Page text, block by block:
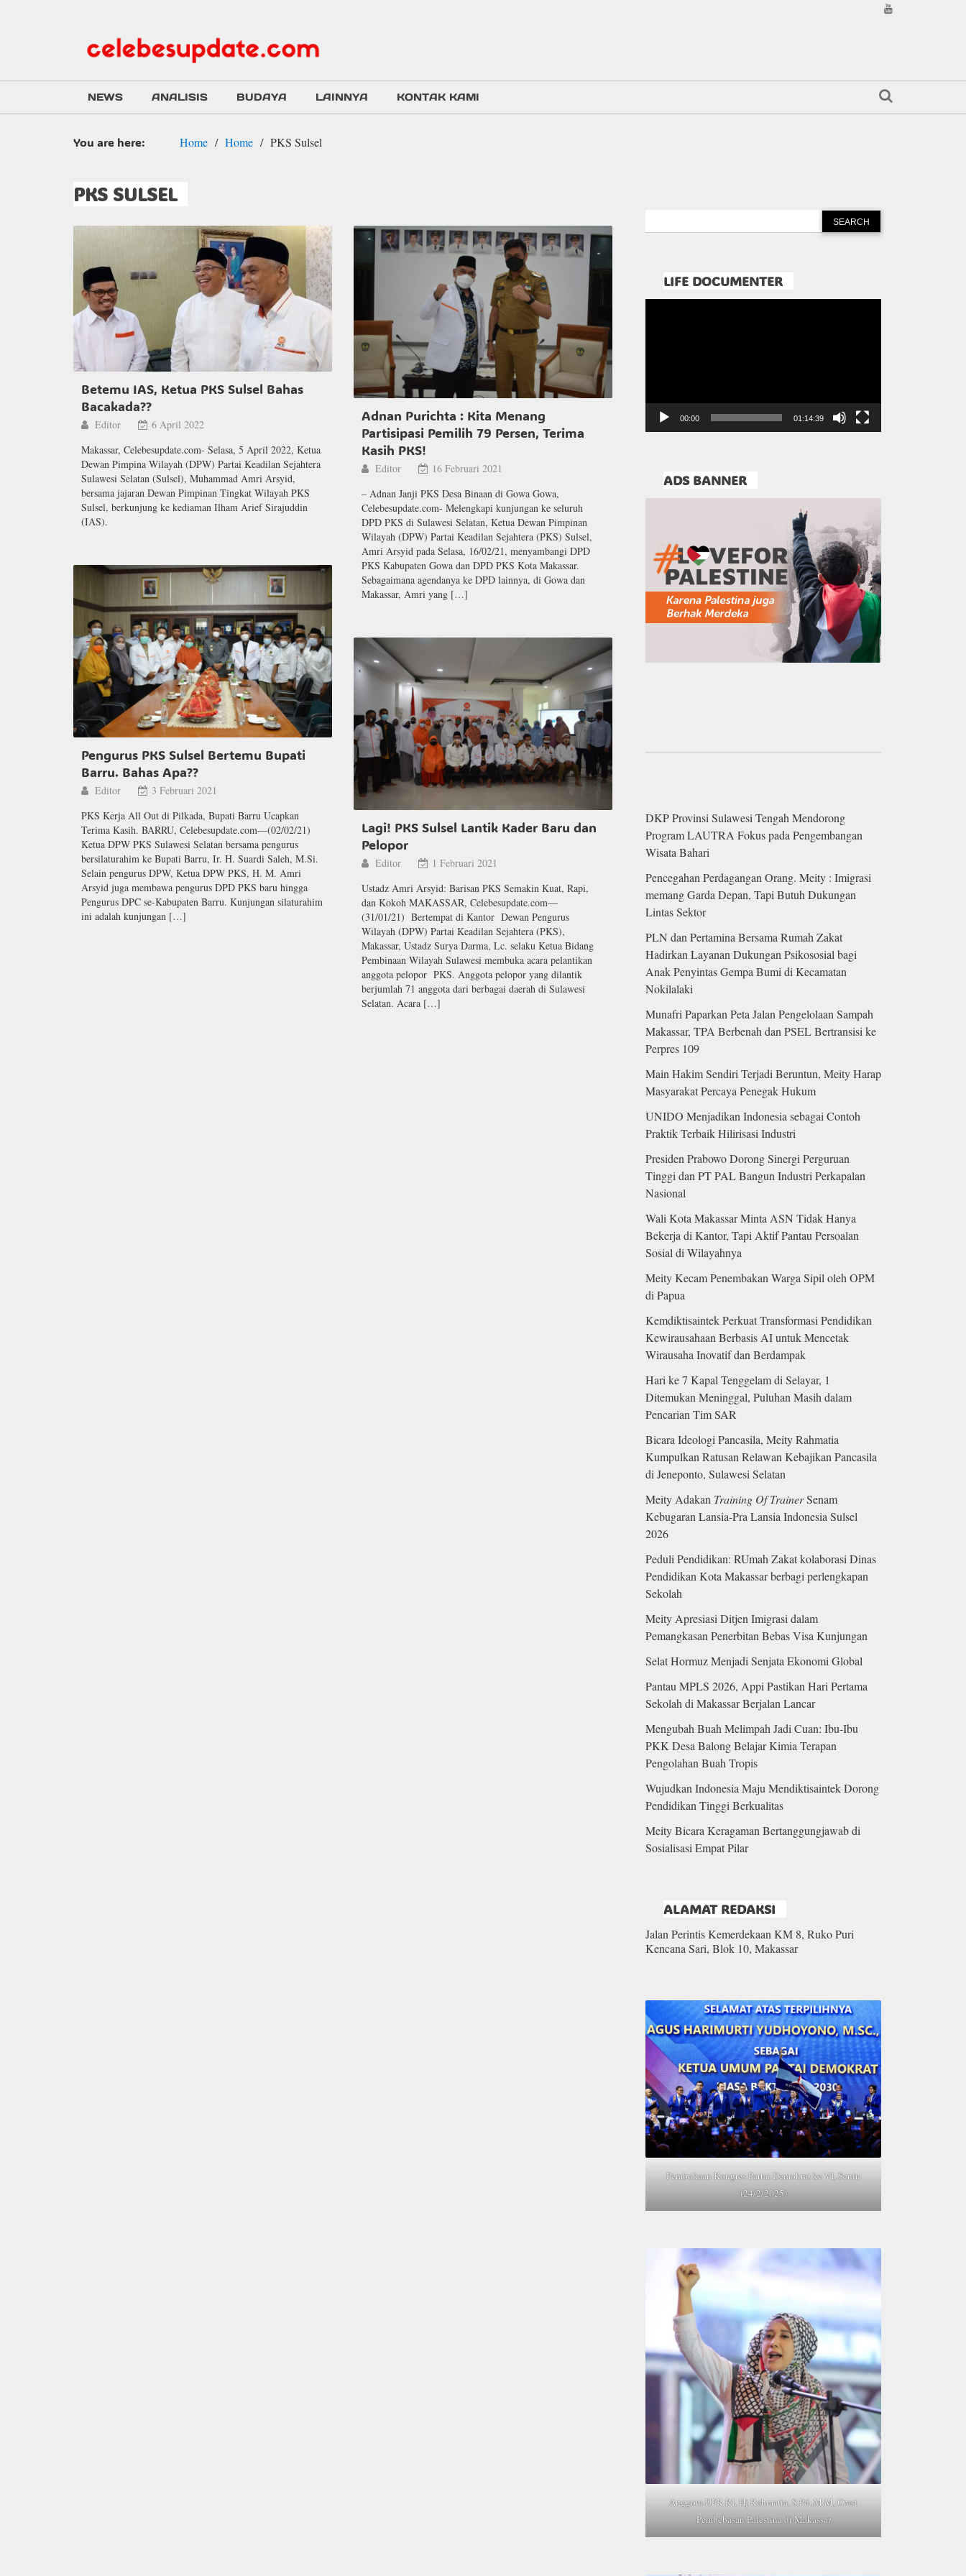
NEWS ANALISIS BUDAYA LAINNYA KONTAK KAMI
You are here: Home Home PKS Sulsel
PKS SULSEL
Betemu IAS, Ketua PKS Sulsel Bahas
Bacakada??
Editor
6 April 2022
Makassar, Celebesupdate.com- Selasa, 5 April 2022, Ketua
Dewan Pimpina Wilayah (DPW) Partai Keadilan Sejahtera
Sulawesi Selatan (Sulsel), Muhammad Amri Arsyid,
bersama jajaran Dewan Pimpinan Tingkat Wilayah PKS
Sulsel, berkunjung ke kediaman Ilham Arief Sirajuddin
(IAS).
Adnan Purichta : Kita Menang
Partisipasi Pemilih 79 Persen, Terima
Kasih PKS!
Editor
16 Februari 2021
– Adnan Janji PKS Desa Binaan di Gowa Gowa,
Celebesupdate.com- Melengkapi kunjungan ke seluruh
DPD PKS di Sulawesi Selatan, Ketua Dewan Pimpinan
Wilayah (DPW) Partai Keadilan Sejahtera (PKS) Sulsel,
Amri Arsyid pada Selasa, 16/02/21, menyambangi DPD
PKS Kabupaten Gowa dan DPD PKS Kota Makassar.
Sebagaimana agendanya ke DPD lainnya, di Gowa dan
Makassar, Amri yang […]
Pengurus PKS Sulsel Bertemu Bupati
Barru. Bahas Apa??
Editor
3 Februari 2021
PKS Kerja All Out di Pilkada, Bupati Barru Ucapkan
Terima Kasih. BARRU, Celebesupdate.com—(02/02/21)
Ketua DPW PKS Sulawesi Selatan bersama pengurus
bersilaturahim ke Bupati Barru, Ir. H. Suardi Saleh, M.Si.
Selain pengurus DPW, Ketua DPW PKS, H. M. Amri
Arsyid juga membawa pengurus DPD PKS baru hingga
Pengurus DPC se-Kabupaten Barru. Kunjungan silaturahim
ini adalah kunjungan […]
Lagi! PKS Sulsel Lantik Kader Baru dan
Pelopor
Editor
1 Februari 2021
Ustadz Amri Arsyid: Barisan PKS Semakin Kuat, Rapi,
dan Kokoh MAKASSAR, Celebesupdate.com—
(31/01/21) Bertempat di Kantor Dewan Pengurus
Wilayah (DPW) Partai Keadilan Sejahtera (PKS),
Makassar, Ustadz Surya Darma, Lc. selaku Ketua Bidang
Pembinaan Wilayah Sulawesi membuka acara pelantikan
anggota pelopor PKS. Anggota pelopor yang dilantik
berjumlah 71 anggota dari berbagai daerah di Sulawesi
Selatan. Acara […]
LIFE DOCUMENTER
00:00 01:14:39
ADS BANNER
DKP Provinsi Sulawesi Tengah Mendorong
Program LAUTRA Fokus pada Pengembangan
Wisata Bahari
Pencegahan Perdagangan Orang. Meity : Imigrasi
memang Garda Depan, Tapi Butuh Dukungan
Lintas Sektor
PLN dan Pertamina Bersama Rumah Zakat
Hadirkan Layanan Dukungan Psikososial bagi
Anak Penyintas Gempa Bumi di Kecamatan
Nokilalaki
Munafri Paparkan Peta Jalan Pengelolaan Sampah
Makassar, TPA Berbenah dan PSEL Bertransisi ke
Perpres 109
Main Hakim Sendiri Terjadi Beruntun, Meity Harap
Masyarakat Percaya Penegak Hukum
UNIDO Menjadikan Indonesia sebagai Contoh
Praktik Terbaik Hilirisasi Industri
Presiden Prabowo Dorong Sinergi Perguruan
Tinggi dan PT PAL Bangun Industri Perkapalan
Nasional
Wali Kota Makassar Minta ASN Tidak Hanya
Bekerja di Kantor, Tapi Aktif Pantau Persoalan
Sosial di Wilayahnya
Meity Kecam Penembakan Warga Sipil oleh OPM
di Papua
Kemdiktisaintek Perkuat Transformasi Pendidikan
Kewirausahaan Berbasis AI untuk Mencetak
Wirausaha Inovatif dan Berdampak
Hari ke 7 Kapal Tenggelam di Selayar, 1
Ditemukan Meninggal, Puluhan Masih dalam
Pencarian Tim SAR
Bicara Ideologi Pancasila, Meity Rahmatia
Kumpulkan Ratusan Relawan Kebajikan Pancasila
di Jeneponto, Sulawesi Selatan
Meity Adakan Training Of TrainerSenam
Kebugaran Lansia-Pra Lansia Indonesia Sulsel
2026
Peduli Pendidikan: RUmah Zakat kolaborasi Dinas
Pendidikan Kota Makassar berbagi perlengkapan
Sekolah
Meity Apresiasi Ditjen Imigrasi dalam
Pemangkasan Penerbitan Bebas Visa Kunjungan
Selat Hormuz Menjadi Senjata Ekonomi Global
Pantau MPLS 2026, Appi Pastikan Hari Pertama
Sekolah di Makassar Berjalan Lancar
Mengubah Buah Melimpah Jadi Cuan: Ibu-Ibu
PKK Desa Balong Belajar Kimia Terapan
Pengolahan Buah Tropis
Wujudkan Indonesia Maju Mendiktisaintek Dorong
Pendidikan Tinggi Berkualitas
Meity Bicara Keragaman Bertanggungjawab di
Sosialisasi Empat Pilar
ALAMAT REDAKSI
Jalan Perintis Kemerdekaan KM 8, Ruko Puri
Kencana Sari, Blok 10, Makassar
Pembukaan Kongres Partai Demokrat ke VI, Senin
(24/2/2025)
Anggota DPR RI, Hj Rahmatia, S.Pd.,M.M, Orasi
Pembebasan Palestina di Makassar